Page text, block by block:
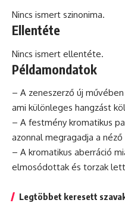
Nincs ismert szinonima.
Ellentéte
Nincs ismert ellentéte.
Példamondatok
– A zeneszerző új
ami különleges hangzást
– A festmény kromatikus
azonnal megragadja a
– A kromatikus aberráció
elmosódottak és torzak
Legtöbbet keresett